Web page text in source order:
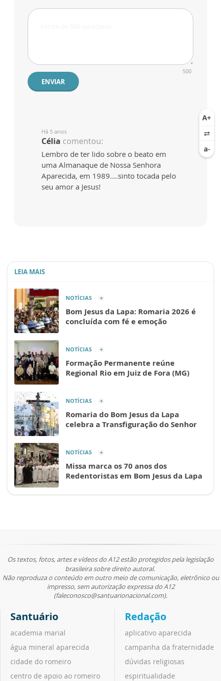
500
ENVIAR
Há 5 anos
Célia comentou:
Lembro de ter lido sobre o beato em
uma Almanaque de Nossa Senhora
Aparecida, em 1989....sinto tocada pelo
seu amor a Jesus!
LEIA MAIS
NOTÍCIAS
Bom Jesus da Lapa: Romaria 2026 é
concluída com fé e emoção
NOTÍCIAS
Formação Permanente reúne
Regional Rio em Juiz de Fora (MG)
NOTÍCIAS
Romaria do Bom Jesus da Lapa
celebra a Transfiguração do Senhor
NOTÍCIAS
Missa marca os 70 anos dos
Redentoristas em Bom Jesus da Lapa
Os textos, fotos, artes e vídeos do A12 estão protegidos pela legislação
brasileira sobre direito autoral.
Não reproduza o conteúdo em outro meio de comunicação, eletrônico ou
impresso, sem autorização expressa do A12
(faleconosco@santuarionacional.com).
Santuário
academia marial
água mineral aparecida
cidade do romeiro
centro de apoio ao romeiro
Redação
aplicativo aparecida
campanha da fraternidade
dúvidas religiosas
espiritualidade